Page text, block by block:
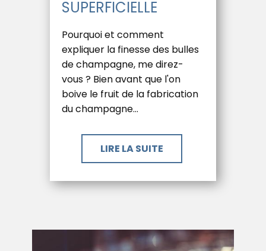
SUPERFICIELLE
Pourquoi et comment
expliquer la finesse des bulles
de champagne, me direz-
vous ? Bien avant que l'on
boive le fruit de la fabrication
du champagne…
LIRE LA SUITE